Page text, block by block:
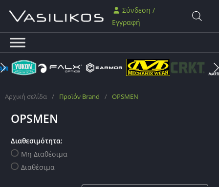
Σύνδεση /
Εγγραφή
Αρχική σελίδα / Προϊόν Brand / OPSMEN
OPSMEN
Διαθεσιμότητα:
Μη Διαθέσιμα
Διαθέσιμα